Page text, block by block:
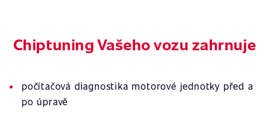
Chiptuning Vašeho vozu zahrnuje
počítačová diagnostika motorové jednotky před a
po úpravě